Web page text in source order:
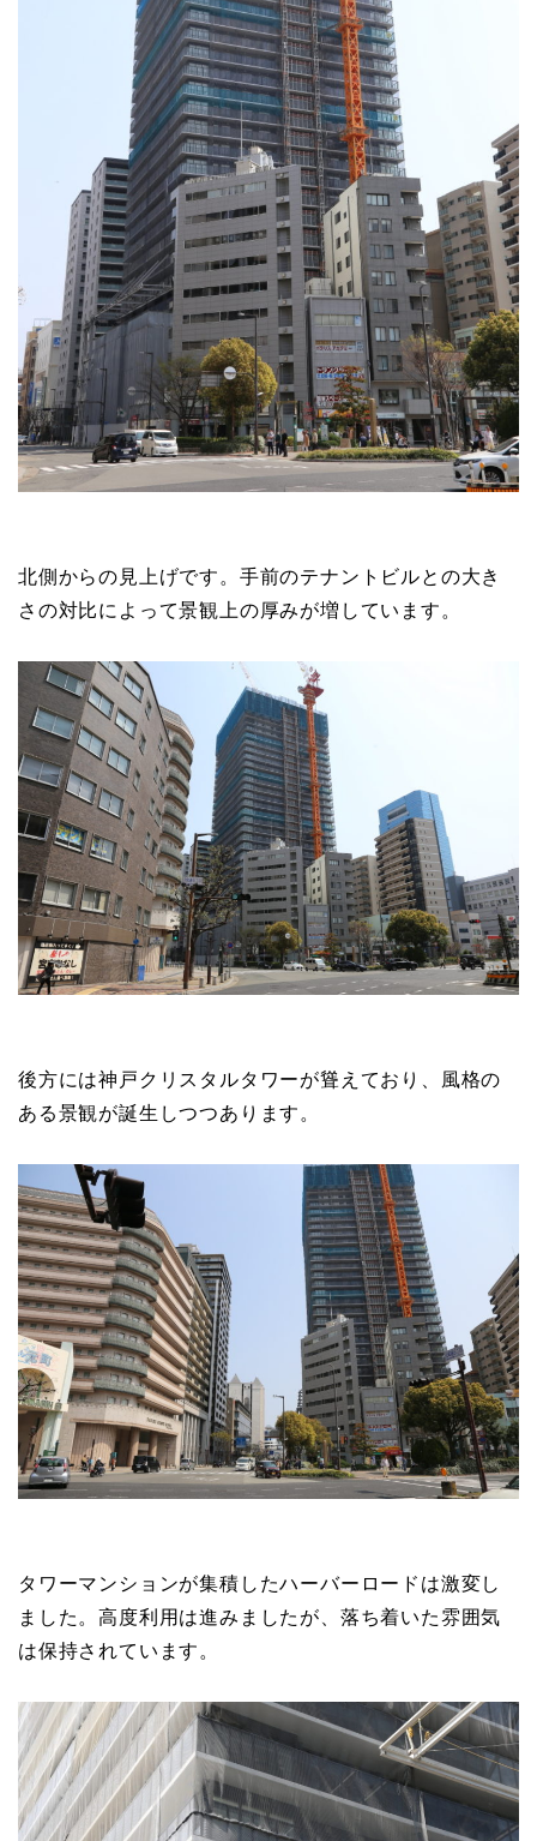
北側からの見上げです。手前のテナントビルとの大き
さの対比によって景観上の厚みが増しています。
後方には神戸クリスタルタワーが聳えており、風格の
ある景観が誕生しつつあります。
タワーマンションが集積したハーバーロードは激変し
ました。高度利用は進みましたが、落ち着いた雰囲気
は保持されています。